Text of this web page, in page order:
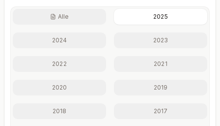
Alle 2025
2024 2023
2022 2021
2020 2019
2018 2017